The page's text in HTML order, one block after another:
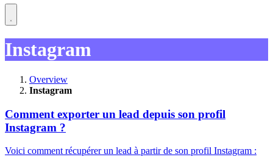
Instagram
Overview
Instagram
Comment exporter un lead depuis son profil
Instagram ?
Voici comment récupérer un lead à partir de son profil Instagram :